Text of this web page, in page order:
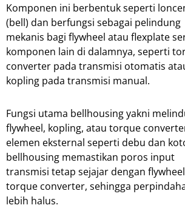
Komponen ini berbentuk seperti
(bell) dan berfungsi sebagai pelindung
mekanis bagi flywheel atau flexplate
komponen lain di dalamnya, seperti
converter pada transmisi otomatis
kopling pada transmisi manual.
Fungsi utama bellhousing yakni
flywheel, kopling, atau torque
elemen eksternal seperti debu dan
bellhousing memastikan poros input
transmisi tetap sejajar dengan
torque converter, sehingga
lebih halus.